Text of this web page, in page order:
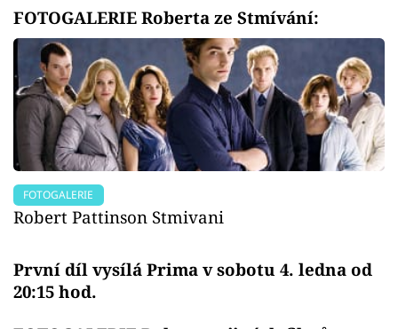
FOTOGALERIE Roberta ze Stmívání:
FOTOGALERIE
Robert Pattinson Stmivani
První díl vysílá Prima v sobotu 4. ledna od
20:15 hod.